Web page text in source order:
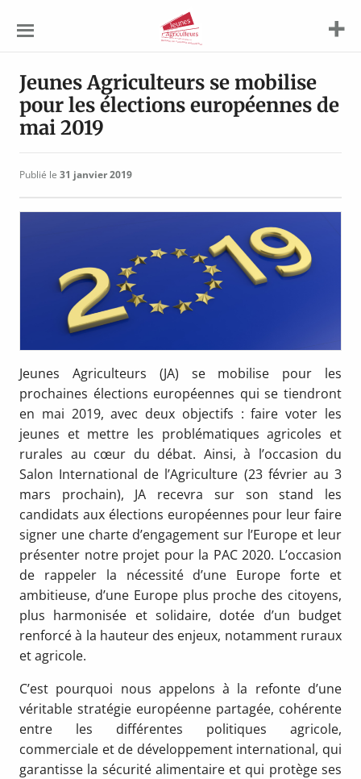
Agriculteurs
Jeunes Agriculteurs se mobilise
pour les élections européennes de
mai 2019
Publié le 31 janvier 2019
Jeunes Agriculteurs (JA) se mobilise pour les
prochaines élections européennes qui se tiendront
en mai 2019, avec deux objectifs : faire voter les
jeunes et mettre les problématiques agricoles et
rurales au cœur du débat. Ainsi, à l’occasion du
Salon International de l’Agriculture (23 février au 3
mars prochain), JA recevra sur son stand les
candidats aux élections européennes pour leur faire
signer une charte d’engagement sur l’Europe et leur
présenter notre projet pour la PAC 2020. L’occasion
de rappeler la nécessité d’une Europe forte et
ambitieuse, d’une Europe plus proche des citoyens,
plus harmonisée et solidaire, dotée d’un budget
renforcé à la hauteur des enjeux, notamment ruraux
et agricole.
C’est pourquoi nous appelons à la refonte d’une
véritable stratégie européenne partagée, cohérente
entre les différentes politiques agricole,
commerciale et de développement international, qui
garantisse la sécurité alimentaire et qui protège ses